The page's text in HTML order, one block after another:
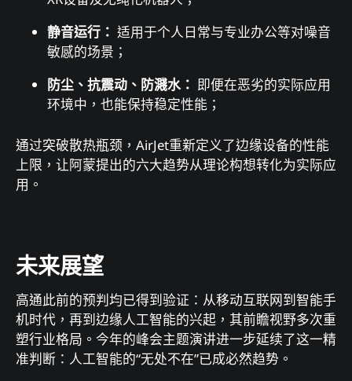
静音运行： 适用于个人日常与专业办公等对噪音
敏感的场景；
防尘、抗震动、防濺水： 即便在恶劣的实际应用
环境中，也能保持稳定性能；
通过突破散热瓶颈，AirJet重新定义了边缘设备的性能
上限，让阿蒙提出的六大趋势从理论构想转化为实际应
用。
未来展望
高通此前的预判均已得到验证：从移动互联网到智能手
机时代，再到边缘人工智能的兴起，其前瞻视野多次重
塑行业格局。今年的峰会主题演讲进一步延续了这一精
准判断：人工智能的“无处不在”已成必然趋势。